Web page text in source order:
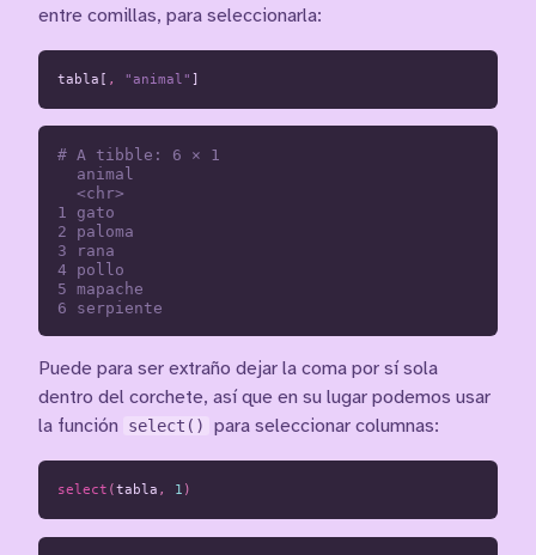
entre comillas, para seleccionarla:
tabla[ , "animal" ]
# A tibble: 6 × 1
  animal
  <chr>
1 gato
2 paloma
3 rana
4 pollo
5 mapache
Puede para ser extraño dejar la coma por sí sola
dentro del corchete, así que en su lugar podemos usar
la función
select() para seleccionar columnas:
select (tabla , 1 )